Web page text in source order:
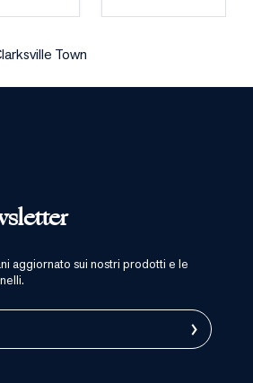
Town
aggiornato sui nostri prodotti e le
›